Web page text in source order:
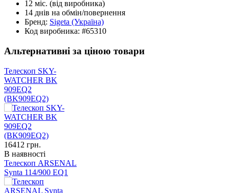
12 міс. (від виробника)
14 днів на обмін/повернення
Бренд: Sigeta (Україна)
Код виробника: #65310
Альтернативні за ціною товари
Телескоп SKY-
WATCHER BK
909EQ2
(BK909EQ2)
16412 грн.
В наявності
Телескоп ARSENAL
Synta 114/900 EQ1